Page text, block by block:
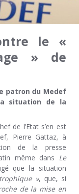
le «
» de
patron du Medef
situation de la
de l’Etat s’en est
Pierre Gattaz, à
de la presse
même dans Le
que la situation
», que, si
de la mise en